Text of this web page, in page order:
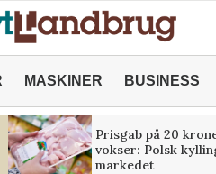
MASKINER BUSINESS
Prisgab på 20
vokser: Polsk
markedet